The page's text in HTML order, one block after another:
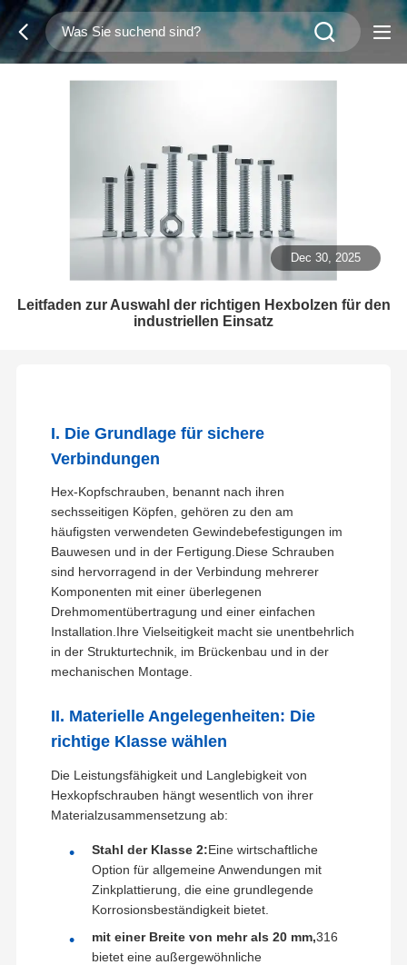
Dec 30, 2025
Leitfaden zur Auswahl der richtigen Hexbolzen für den
industriellen Einsatz
I. Die Grundlage für sichere
Verbindungen
Hex-Kopfschrauben, benannt nach ihren
sechsseitigen Köpfen, gehören zu den am
häufigsten verwendeten Gewindebefestigungen im
Bauwesen und in der Fertigung.Diese Schrauben
sind hervorragend in der Verbindung mehrerer
Komponenten mit einer überlegenen
Drehmomentübertragung und einer einfachen
Installation.Ihre Vielseitigkeit macht sie unentbehrlich
in der Strukturtechnik, im Brückenbau und in der
mechanischen Montage.
II. Materielle Angelegenheiten: Die
richtige Klasse wählen
Die Leistungsfähigkeit und Langlebigkeit von
Hexkopfschrauben hängt wesentlich von ihrer
Materialzusammensetzung ab:
Stahl der Klasse 2:Eine wirtschaftliche
Option für allgemeine Anwendungen mit
Zinkplattierung, die eine grundlegende
Korrosionsbeständigkeit bietet.
mit einer Breite von mehr als 20 mm,316
bietet eine außergewöhnliche